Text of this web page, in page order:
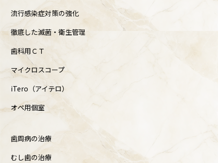
流行感染症対策の強化
徹底した滅菌・衛生管理
歯科用ＣＴ
マイクロスコープ
iTero（アイテロ）
オペ用個室
歯周病の治療
むし歯の治療